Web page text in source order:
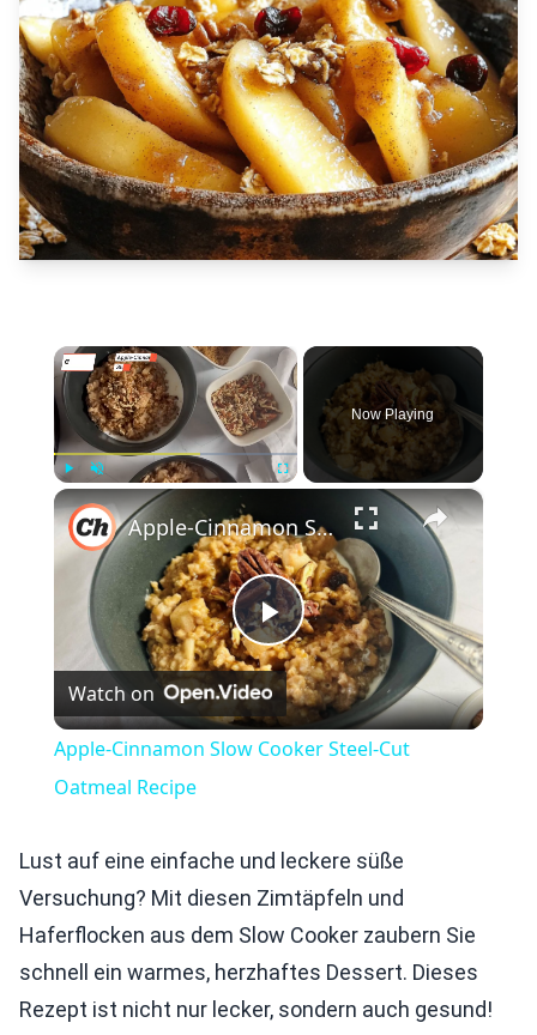
×
Now Playing
×
Play
Video
Apple-Cinnamon Slow Cooker Steel-Cut Oatmeal Recipe
Watch on
Apple-Cinnamon Slow Cooker Steel-Cut
Oatmeal Recipe
Lust auf eine einfache und leckere süße
Versuchung? Mit diesen Zimtäpfeln und
Haferflocken aus dem Slow Cooker zaubern Sie
schnell ein warmes, herzhaftes Dessert. Dieses
Rezept ist nicht nur lecker, sondern auch gesund!